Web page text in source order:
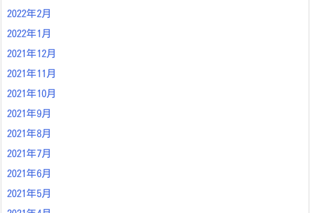
2022年2月
2022年1月
2021年12月
2021年11月
2021年10月
2021年9月
2021年8月
2021年7月
2021年6月
2021年5月